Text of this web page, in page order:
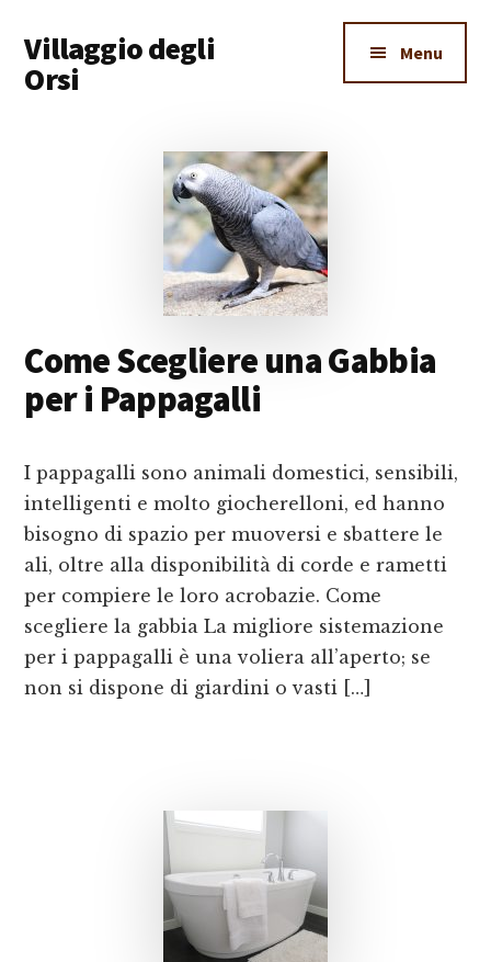
main
content
primary
sidebar
footer
menu
Villaggio degli
Orsi
Menu
Come Scegliere una Gabbia
per i Pappagalli
I pappagalli sono animali domestici, sensibili,
intelligenti e molto giocherelloni, ed hanno
bisogno di spazio per muoversi e sbattere le
ali, oltre alla disponibilità di corde e rametti
per compiere le loro acrobazie. Come
scegliere la gabbia La migliore sistemazione
per i pappagalli è una voliera all’aperto; se
non si dispone di giardini o vasti […]